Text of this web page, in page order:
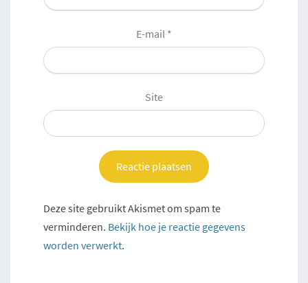
E-mail *
Site
Deze site gebruikt Akismet om spam te
verminderen. Bekijk hoe je reactie gegevens
worden verwerkt.